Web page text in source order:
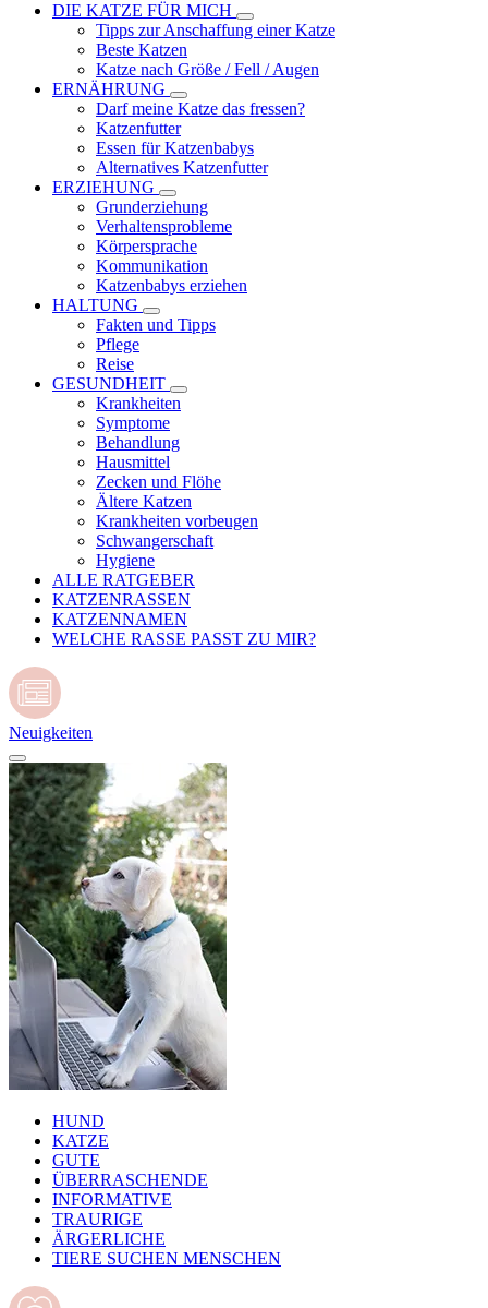
DIE KATZE FÜR MICH
Tipps zur Anschaffung einer Katze
Beste Katzen
Katze nach Größe / Fell / Augen
ERNÄHRUNG
Darf meine Katze das fressen?
Katzenfutter
Essen für Katzenbabys
Alternatives Katzenfutter
ERZIEHUNG
Grunderziehung
Verhaltensprobleme
Körpersprache
Kommunikation
Katzenbabys erziehen
HALTUNG
Fakten und Tipps
Pflege
Reise
GESUNDHEIT
Krankheiten
Symptome
Behandlung
Hausmittel
Zecken und Flöhe
Ältere Katzen
Krankheiten vorbeugen
Schwangerschaft
Hygiene
ALLE RATGEBER
KATZENRASSEN
KATZENNAMEN
WELCHE RASSE PASST ZU MIR?
Neuigkeiten
HUND
KATZE
GUTE
ÜBERRASCHENDE
INFORMATIVE
TRAURIGE
ÄRGERLICHE
TIERE SUCHEN MENSCHEN